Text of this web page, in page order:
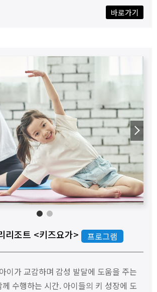
바로가기
▶
1 2
리조트 <키즈요가> 프로그램
이가 교감하며 감성 발달에 도움을 주는
수행하는 시간. 아이들의 키 성장에 도